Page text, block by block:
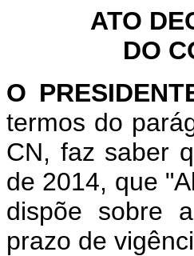
ATO
DO
O
termos do
CN, faz saber
de 2014, que
dispõe sobre
prazo de